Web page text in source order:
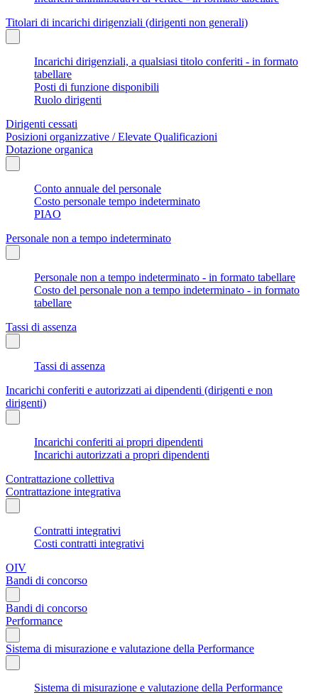
Titolari di incarichi dirigenziali (dirigenti non generali)
Incarichi dirigenziali, a qualsiasi titolo conferiti - in formato
tabellare
Posti di funzione disponibili
Ruolo dirigenti
Dirigenti cessati
Posizioni organizzative / Elevate Qualificazioni
Dotazione organica
Conto annuale del personale
Costo personale tempo indeterminato
PIAO
Personale non a tempo indeterminato
Personale non a tempo indeterminato - in formato tabellare
Costo del personale non a tempo indeterminato - in formato
tabellare
Tassi di assenza
Tassi di assenza
Incarichi conferiti e autorizzati ai dipendenti (dirigenti e non
dirigenti)
Incarichi conferiti ai propri dipendenti
Incarichi autorizzati a propri dipendenti
Contrattazione collettiva
Contrattazione integrativa
Contratti integrativi
Costi contratti integrativi
OIV
Bandi di concorso
Bandi di concorso
Performance
Sistema di misurazione e valutazione della Performance
Sistema di misurazione e valutazione della Performance